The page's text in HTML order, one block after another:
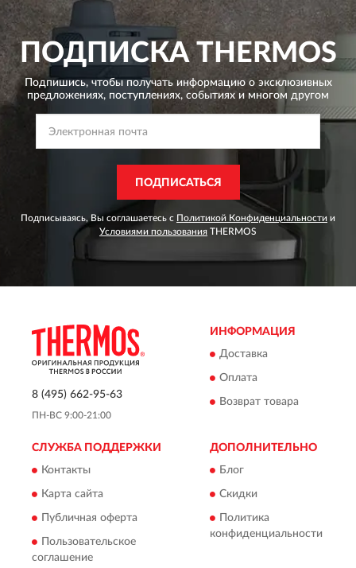
ПОДПИСКАTHERMOS
Подпишись, чтобы получать информацию о эксклюзивных
предложениях, поступлениях, событиях и многом другом
ПОДПИСАТЬСЯ
Подписываясь, Вы соглашаетесь с Политикой Конфиденциальности и
Условиями пользования THERMOS
8 (495) 662-95-63
ПН-ВС 9:00-21:00
ИНФОРМАЦИЯ
Доставка
Оплата
Возврат товара
СЛУЖБА ПОДДЕРЖКИ
Контакты
Карта сайта
Публичная оферта
Пользовательское
соглашение
ДОПОЛНИТЕЛЬНО
Блог
Скидки
Политика
конфиденциальности